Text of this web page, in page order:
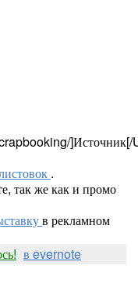
]Источник[/
.
так же как и промо
в рекламном
в evernote